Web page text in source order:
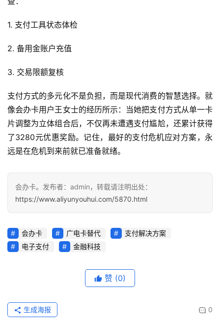
1. 支付工具状态体检
2. 备用金账户充值
3. 交易限额复核
支付方式的多元化不是负担，而是现代消费的智慧选择。就
像会办卡用户王女士的经历所示：当她把支付方式从单一卡
片调整为立体组合后，不仅再未遭遇支付尴尬，还累计获得
了3280元优惠奖励。记住，最好的支付危机应对方案，永
远是在危机到来前就已准备就绪。
会办卡。发布者：admin，转载请注明出处：
https://www.aliyunyouhui.com/5870.html
会办卡 广电卡替代
支付解决方案
电子支付
金融科技
赞 (0)
0
生成海报